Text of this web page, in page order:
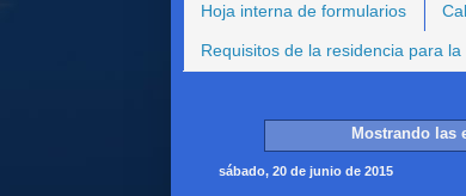
Hoja interna de formularios
Requisitos de la residencia para
Mostrando las
sábado, 20 de junio de 2015